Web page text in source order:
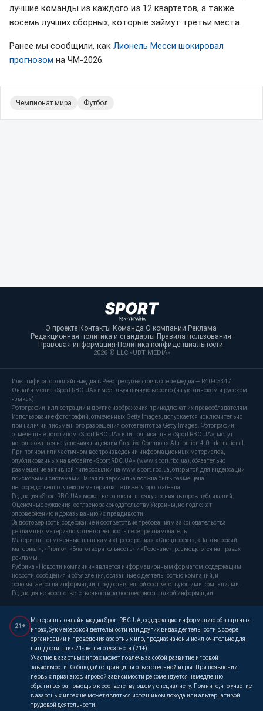
лучшие команды из каждого из 12 квартетов, а также
восемь лучших сборных, которые займут третьи места.
Ранее мы сообщили, как Лионель Месси шокировал
прогнозом на ЧМ-2026.
Чемпионат мира Футбол
О проекте·Контакты·Команда·О компании·Реклама·
Редакционная политика и стандарты·Правила пользования·
Правовая информация·Политика конфиденциальности·
2026 © LLC «UBT MEDIA»
Идентификатор онлайн-медиа в Реестре субъектов в сфере медиа — R40-05347
Онлайн-медиа «Sport RBC.UA» имеет двуязычную версию (на украинском и русском
языках).
Фотографии, иллюстрации и другие изображения принадлежат их правообладателям.
Использование фотографий, отмеченных Getty Images, допускается исключительно
при наличии письменного разрешения фотоагентства Getty Images. Фотографии,
отмеченные логотипом «Sport RBC.UA» или подписанные «Sport RBC.UA», могут
использоваться на условиях лицензии Creative Commons Attribution 4.0 International.
При полном или частичном воспроизведении информационных материалов,
опубликованных на вебсайте «Sport RBC.UA» (www.sport.rbc.ua), обязательно
размещение активной гиперссылки на www.sport.rbc.ua, открытой для индексации
поисковыми системами. Такая гиперссылка должна быть размещена
непосредственно в тексте материала не ниже второго абзаца.
Редакция «Sport RBC.UA» может не разделять точку зрения авторов публикаций.
Оценочные суждения, согласно законодательству Украины, не подлежат
опровержению и доказыванию их правдивости.
За достоверность, содержание и соответствие требованиям законодательства
рекламных материалов ответственность несет рекламодатель.
Материалы, отмеченные плашками «Пресс-релиз», «Спецпроект», «Партнерский
материал», «Promo», «Благотворительность» и «Резонанс», размещаются на правах
рекламы.
Рубрика «Новости компании» является информационным форматом, содержащим
новости, сообщения и объявления, связанные с деятельностью компаний, и
основывается на информации, предоставленной соответствующими компаниями.
Редакция не несет ответственности за достоверность такой информации.
21+
Материалы онлайн-медиа Sport RBC.UA, содержащие информацию об азартных
играх, букмекерской деятельности или других видах деятельности в сфере
организации и проведения азартных игр, предназначены исключительно для
лиц, достигших 21-летнего возраста (21+).
Участие в азартных играх может повлечь за собой развитие игровой
зависимости. Соблюдайте принципы ответственной игры. При появлении
первых признаков игровой зависимости рекомендуется немедленно
обратиться за помощью к соответствующему специалисту. Помните, что участие
в азартных играх не может являться источником дохода или альтернативой
трудовой деятельности.